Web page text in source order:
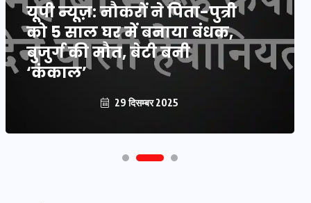
यूपी न्यूज़: नौकरों ने पिता-पुत्री
को 5 साल घर में बनाया बंधक,
बुजुर्ग की मौत, बेटी बनी
‘कंकाल’
29 दिसम्बर 2025